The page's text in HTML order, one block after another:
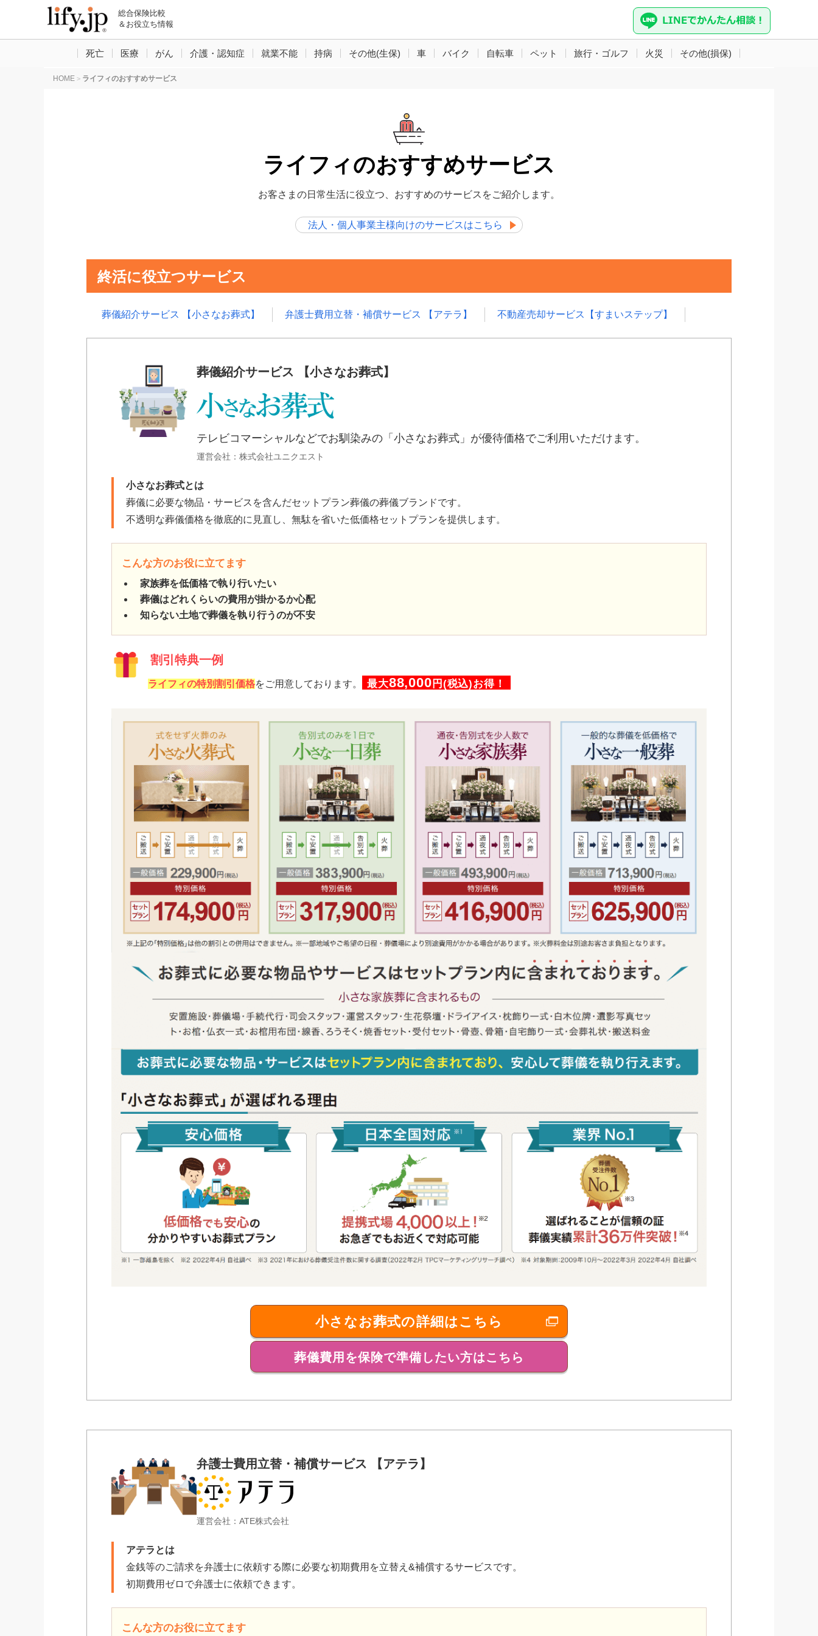
総合保険比較
＆お役立ち情報
死亡 医療 がん 介護・認知症 就業不能 持病 その他(生保) 車 バイク 自転車 ペット 旅行・ゴルフ 火災 その他(損保)
HOME > ライフィのおすすめサービス
ライフィのおすすめサービス
お客さまの日常生活に役立つ、おすすめのサービスをご紹介します。
法人・個人事業主様向けのサービスはこちら
終活に役立つサービス
葬儀紹介サービス 【小さなお葬式】 弁護士費用立替・補償サービス 【アテラ】 不動産売却サービス【すまいステップ】
葬儀紹介サービス 【小さなお葬式】
テレビコマーシャルなどでお馴染みの「小さなお葬式」が優待価格でご利用いただけます。
運営会社：株式会社ユニクエスト
小さなお葬式とは
葬儀に必要な物品・サービスを含んだセットプラン葬儀の葬儀ブランドです。
不透明な葬儀価格を徹底的に見直し、無駄を省いた低価格セットプランを提供します。
こんな方のお役に立てます
家族葬を低価格で執り行いたい
葬儀はどれくらいの費用が掛かるか心配
知らない土地で葬儀を執り行うのが不安
割引特典一例
ライフィの特別割引価格をご用意しております。 最大88,000 円(税込)お得！
小さなお葬式の詳細はこちら
葬儀費用を保険で準備したい方はこちら
弁護士費用立替・補償サービス 【アテラ】
運営会社：ATE株式会社
アテラとは
金銭等のご請求を弁護士に依頼する際に必要な初期費用を立替え&補償するサービスです。
初期費用ゼロで弁護士に依頼できます。
こんな方のお役に立てます